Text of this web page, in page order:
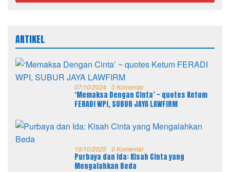
ARTIKEL
07/10/2024 0 Komentar
‘Memaksa Dengan Cinta’ ~ quotes Ketum
FERADI WPI, SUBUR JAYA LAWFIRM
10/10/2025 0 Komentar
Purbaya dan Ida: Kisah Cinta yang
Mengalahkan Beda